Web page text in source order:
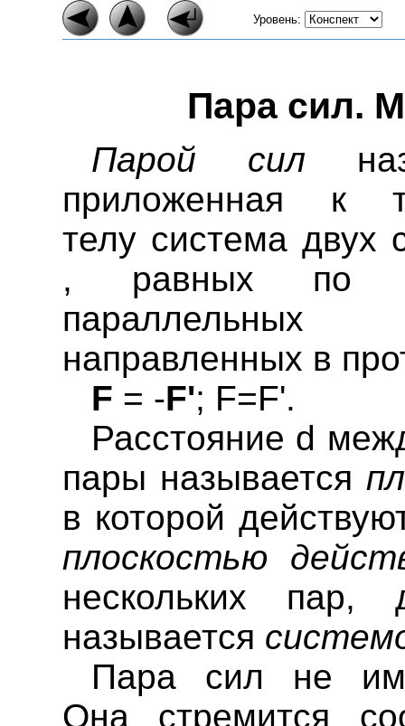
Уровень:
Пара сил.
Парой сил
приложенная к
телу система двух
, равных по
направленных в
F = -F'; F=F'.
Расстояние d
пары называется
в которой
плоскостью
нескольких пар,
называется
Пара сил не
Она стремится